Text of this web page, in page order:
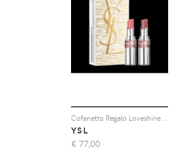
YSL
€ 77,00